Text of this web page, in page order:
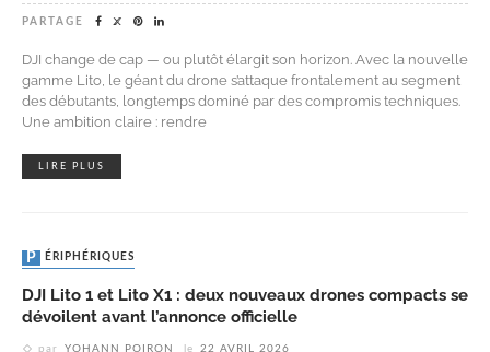
PARTAGE
DJI change de cap — ou plutôt élargit son horizon. Avec la nouvelle
gamme Lito, le géant du drone s’attaque frontalement au segment
des débutants, longtemps dominé par des compromis techniques.
Une ambition claire : rendre
LIRE PLUS
PÉRIPHÉRIQUES
DJI Lito 1 et Lito X1 : deux nouveaux drones compacts se
dévoilent avant l’annonce officielle
par YOHANN POIRON le 22 AVRIL 2026